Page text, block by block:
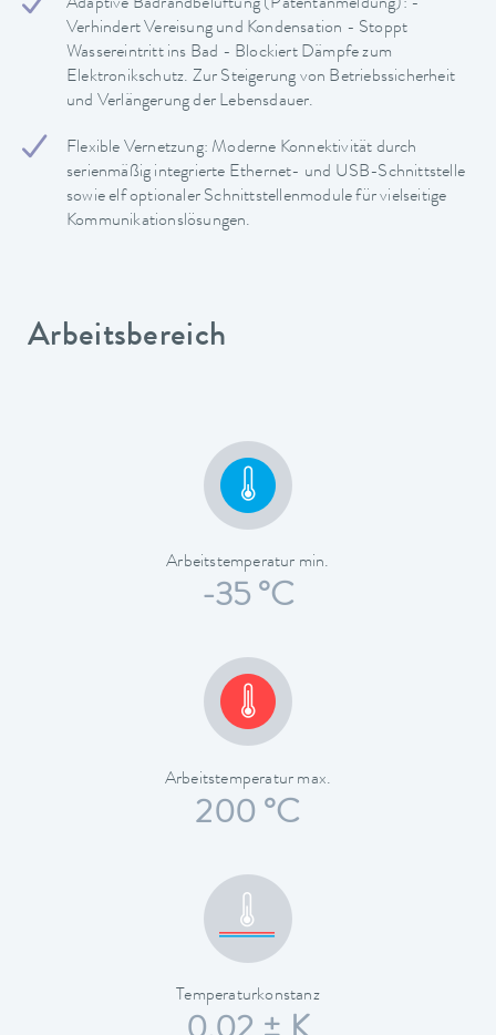
Adaptive Badrandbelüftung (Patentanmeldung): -
Verhindert Vereisung und Kondensation - Stoppt
Wassereintritt ins Bad - Blockiert Dämpfe zum
Elektronikschutz. Zur Steigerung von Betriebssicherheit
und Verlängerung der Lebensdauer.
Flexible Vernetzung: Moderne Konnektivität durch
serienmäßig integrierte Ethernet- und USB-Schnittstelle
sowie elf optionaler Schnittstellenmodule für vielseitige
Kommunikationslösungen.
Arbeitsbereich
Arbeitstemperatur min.
-35 °C
Arbeitstemperatur max.
200 °C
Temperaturkonstanz